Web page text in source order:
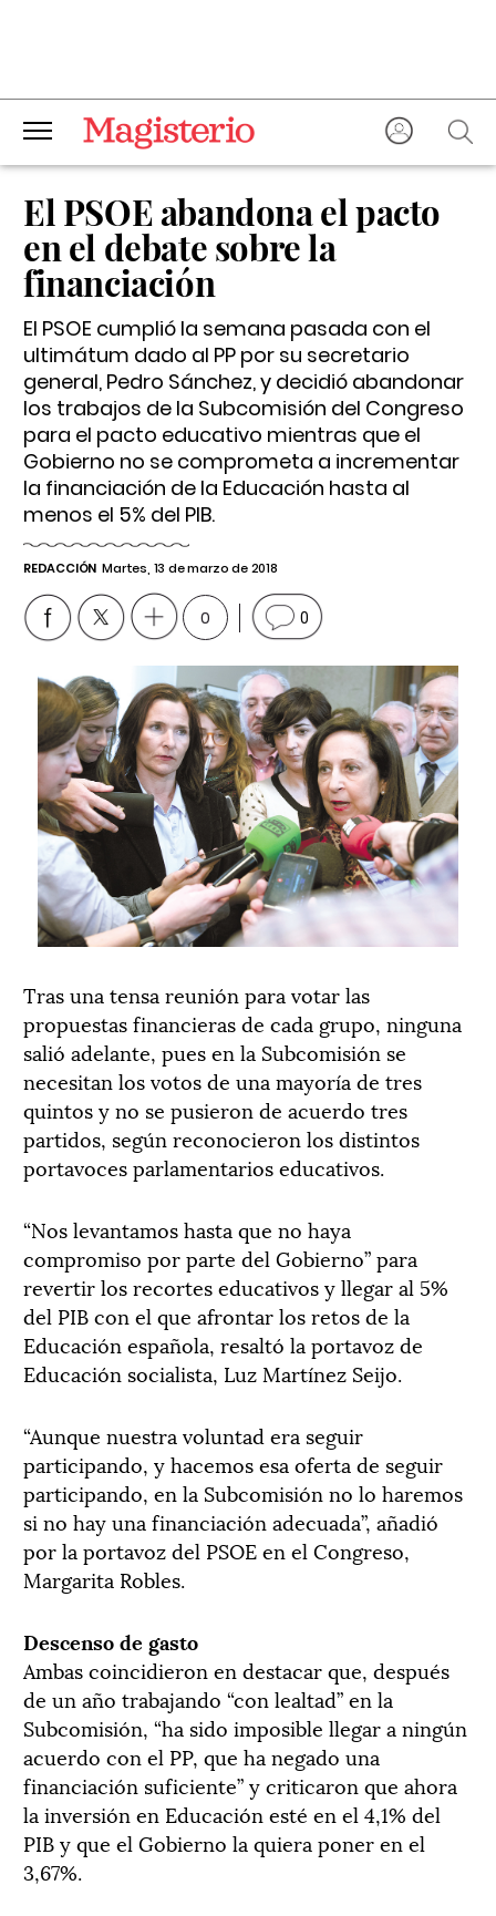
El PSOE abandona el pacto
en el debate sobre la
financiación
El PSOE cumplió la semana pasada con el
ultimátum dado al PP por su secretario
general, Pedro Sánchez, y decidió abandonar
los trabajos de la Subcomisión del Congreso
para el pacto educativo mientras que el
Gobierno no se comprometa a incrementar
la financiación de la Educación hasta al
menos el 5% del PIB.
REDACCIÓN Martes, 13 de marzo de 2018
0 0
Tras una tensa reunión para votar las
propuestas financieras de cada grupo, ninguna
salió adelante, pues en la Subcomisión se
necesitan los votos de una mayoría de tres
quintos y no se pusieron de acuerdo tres
partidos, según reconocieron los distintos
portavoces parlamentarios educativos.
“Nos levantamos hasta que no haya
compromiso por parte del Gobierno” para
revertir los recortes educativos y llegar al 5%
del PIB con el que afrontar los retos de la
Educación española, resaltó la portavoz de
Educación socialista, Luz Martínez Seijo.
“Aunque nuestra voluntad era seguir
participando, y hacemos esa oferta de seguir
participando, en la Subcomisión no lo haremos
si no hay una financiación adecuada”, añadió
por la portavoz del PSOE en el Congreso,
Margarita Robles.
Descenso de gasto
Ambas coincidieron en destacar que, después
de un año trabajando “con lealtad” en la
Subcomisión, “ha sido imposible llegar a ningún
acuerdo con el PP, que ha negado una
financiación suficiente” y criticaron que ahora
la inversión en Educación esté en el 4,1% del
PIB y que el Gobierno la quiera poner en el
3,67%.